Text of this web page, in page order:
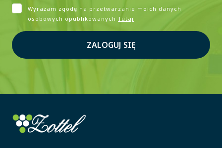
Wyrażam zgodę na przetwarzanie moich danych
osobowych opublikowanych Tutaj
ZALOGUJ SIĘ